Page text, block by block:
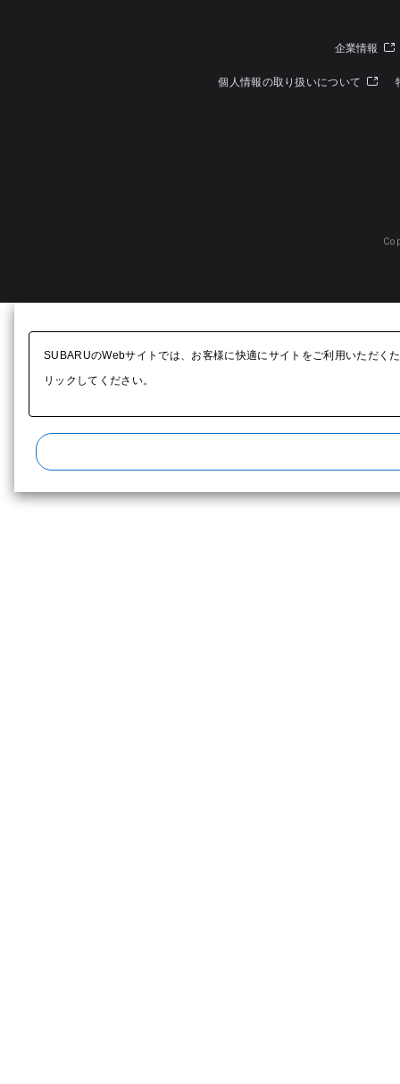
企業情報
個人情報の取り扱いについて
SUBARUのWebサイトでは、お客様に快適にサイトをご利用いただく
リックしてください。​